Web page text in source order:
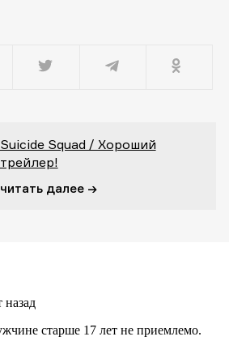
Suicide Squad / Хороший
трейлер!
читать далее →